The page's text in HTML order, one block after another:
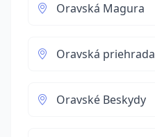
Oravská Magura
Oravská priehrada
Oravské Beskydy